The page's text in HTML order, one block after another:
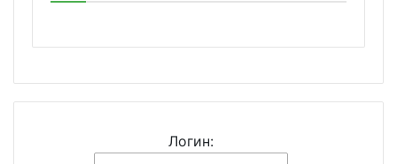
Логин: